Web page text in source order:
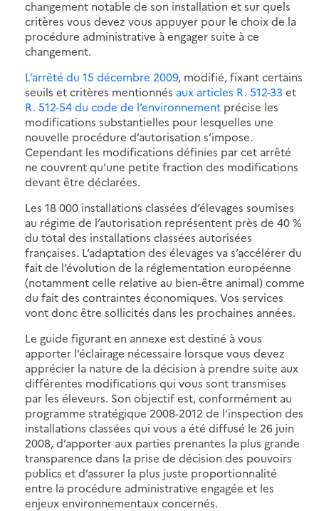
changement notable de son installation et sur quels
critères vous devez vous appuyer pour le choix de la
procédure administrative à engager suite à ce
changement.
L’arrêté du 15 décembre 2009, modifié, fixant certains
seuils et critères mentionnés aux articles R. 512-33 et
R. 512-54 du code de l’environnement précise les
modifications substantielles pour lesquelles une
nouvelle procédure d’autorisation s’impose.
Cependant les modifications définies par cet arrêté
ne couvrent qu’une petite fraction des modifications
devant être déclarées.
Les 18 000 installations classées d’élevages soumises
au régime de l’autorisation représentent près de 40 %
du total des installations classées autorisées
françaises. L’adaptation des élevages va s’accélérer du
fait de l’évolution de la réglementation européenne
(notamment celle relative au bien-être animal) comme
du fait des contraintes économiques. Vos services
vont donc être sollicités dans les prochaines années.
Le guide figurant en annexe est destiné à vous
apporter l’éclairage nécessaire lorsque vous devez
apprécier la nature de la décision à prendre suite aux
différentes modifications qui vous sont transmises
par les éleveurs. Son objectif est, conformément au
programme stratégique 2008-2012 de l’inspection des
installations classées qui vous a été diffusé le 26 juin
2008, d’apporter aux parties prenantes la plus grande
transparence dans la prise de décision des pouvoirs
publics et d’assurer la plus juste proportionnalité
entre la procédure administrative engagée et les
enjeux environnementaux concernés.